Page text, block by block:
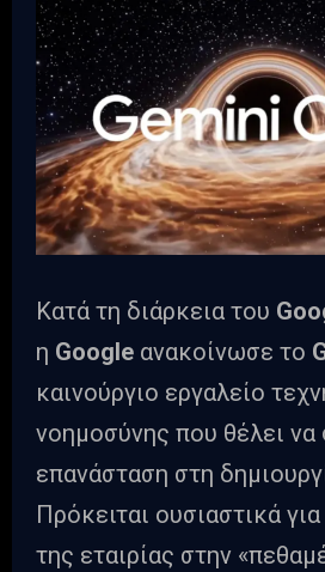
Κατά τη διάρκεια του
η Google ανακοίνωσε το
καινούργιο εργαλείο
νοημοσύνης που θέλει να
επανάσταση στη
Πρόκειται ουσιαστικά
της εταιρίας στην